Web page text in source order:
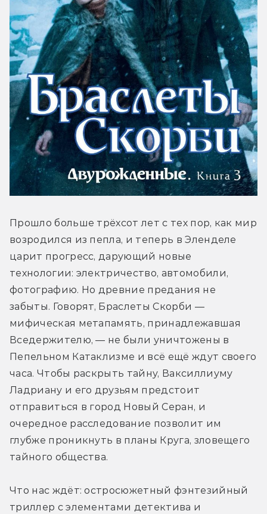
Прошло больше трёхсот лет с тех пор, как мир
возродился из пепла, и теперь в Эленделе
царит прогресс, дарующий новые
технологии: электричество, автомобили,
фотографию. Но древние предания не
забыты. Говорят, Браслеты Скорби —
мифическая метапамять, принадлежавшая
Вседержителю, — не были уничтожены в
Пепельном Катаклизме и всё ещё ждут своего
часа. Чтобы раскрыть тайну, Ваксиллиуму
Ладриану и его друзьям предстоит
отправиться в город Новый Серан, и
очередное расследование позволит им
глубже проникнуть в планы Круга, зловещего
тайного общества.
Что нас ждёт: остросюжетный фэнтезийный
триллер с элементами детектива и